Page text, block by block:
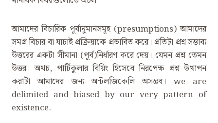
আমাদের বিচারিক পূর্বানুমানসমূহ (presumptions) আমাদের
সমগ্র বিচার বা যাচাই প্রক্রিয়াকে প্রভাবিত করে। প্রতিটা প্রশ্ন সম্ভাব্য
উত্তরের একটা সীমানা (পূর্ব)নির্ধারণ করে দেয়। যেমন প্রশ্ন তেমন
উত্তর। অথচ, পার্টিকুলার বিয়িং হিসেবে নিরপেক্ষ প্রশ্ন উত্থাপন
করাটা আমাদের জন্য অন্টলজিকেলি অসম্ভব। we are
delimited and biased by our very pattern of
existence.